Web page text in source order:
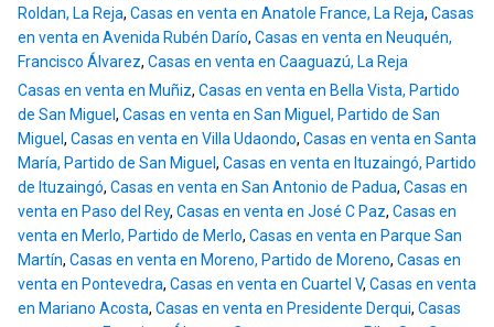
Roldan, La Reja, Casas en venta en Anatole France, La Reja, Casas
en venta en Avenida Rubén Darío, Casas en venta en Neuquén,
Francisco Álvarez, Casas en venta en Caaguazú, La Reja
Casas en venta en Muñiz, Casas en venta en Bella Vista, Partido
de San Miguel , Casas en venta en San Miguel, Partido de San
Miguel , Casas en venta en Villa Udaondo, Casas en venta en Santa
María, Partido de San Miguel , Casas en venta en Ituzaingó, Partido
de Ituzaingó, Casas en venta en San Antonio de Padua, Casas en
venta en Paso del Rey, Casas en venta en José C Paz, Casas en
venta en Merlo, Partido de Merlo, Casas en venta en Parque San
Martín, Casas en venta en Moreno, Partido de Moreno, Casas en
venta en Pontevedra, Casas en venta en Cuartel V, Casas en venta
en Mariano Acosta, Casas en venta en Presidente Derqui, Casas